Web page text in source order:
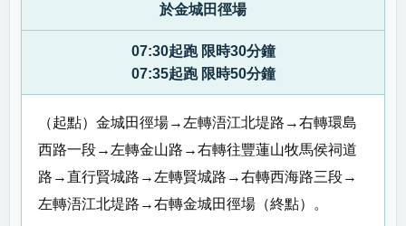
於金城田徑場
07:30起跑 限時30分鐘
07:35起跑 限時50分鐘
（起點）金城田徑場→左轉浯江北堤路→右轉環島
西路一段→左轉金山路→右轉往豐蓮山牧馬侯祠道
路→直行賢城路→左轉賢城路→右轉西海路三段→
左轉浯江北堤路→右轉金城田徑場（終點）。